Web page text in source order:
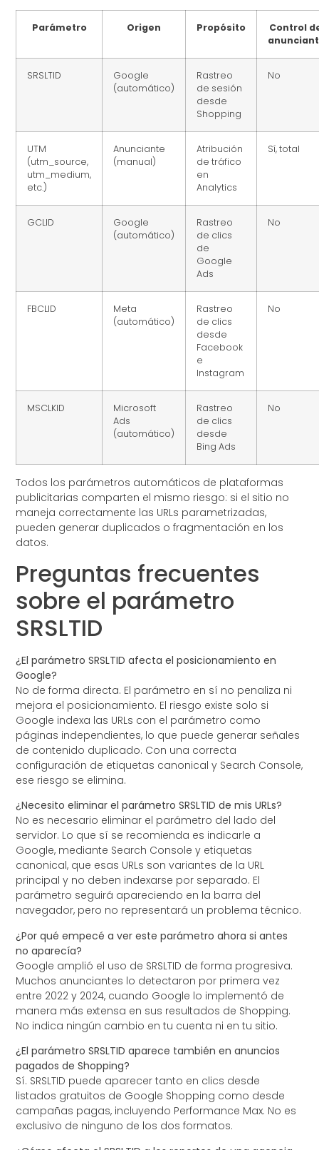
Parámetro Origen Propósito
Control
SRSLTID
Google
(automático)
Rastreo
de sesión
desde
Shopping
No
UTM
(utm_source,
utm_medium,
etc.)
Anunciante
(manual)
Atribución
de tráfico
en
Analytics
Sí, total
GCLID
Google
(automático)
Rastreo
de clics
de
Google
Ads
No
FBCLID
Meta
(automático)
Rastreo
de clics
desde
Facebook
e
Instagram
No
MSCLKID
Microsoft
Ads
(automático)
Rastreo
de clics
desde
Bing Ads
No
Todos los parámetros automáticos de plataformas
publicitarias comparten el mismo riesgo: si el sitio no
maneja correctamente las URLs parametrizadas,
pueden generar duplicados o fragmentación en los
datos.
Preguntas frecuentes
sobre el parámetro
SRSLTID
¿El parámetro SRSLTID afecta el posicionamiento en
Google?
No de forma directa. El parámetro en sí no penaliza ni
mejora el posicionamiento. El riesgo existe solo si
Google indexa las URLs con el parámetro como
páginas independientes, lo que puede generar señales
de contenido duplicado. Con una correcta
configuración de etiquetas canonical y Search Console,
ese riesgo se elimina.
¿Necesito eliminar el parámetro SRSLTID de mis URLs?
No es necesario eliminar el parámetro del lado del
servidor. Lo que sí se recomienda es indicarle a
Google, mediante Search Console y etiquetas
canonical, que esas URLs son variantes de la URL
principal y no deben indexarse por separado. El
parámetro seguirá apareciendo en la barra del
navegador, pero no representará un problema técnico.
¿Por qué empecé a ver este parámetro ahora si antes
no aparecía?
Google amplió el uso de SRSLTID de forma progresiva.
Muchos anunciantes lo detectaron por primera vez
entre 2022 y 2024, cuando Google lo implementó de
manera más extensa en sus resultados de Shopping.
No indica ningún cambio en tu cuenta ni en tu sitio.
¿El parámetro SRSLTID aparece también en anuncios
pagados de Shopping?
Sí. SRSLTID puede aparecer tanto en clics desde
listados gratuitos de Google Shopping como desde
campañas pagas, incluyendo Performance Max. No es
exclusivo de ninguno de los dos formatos.